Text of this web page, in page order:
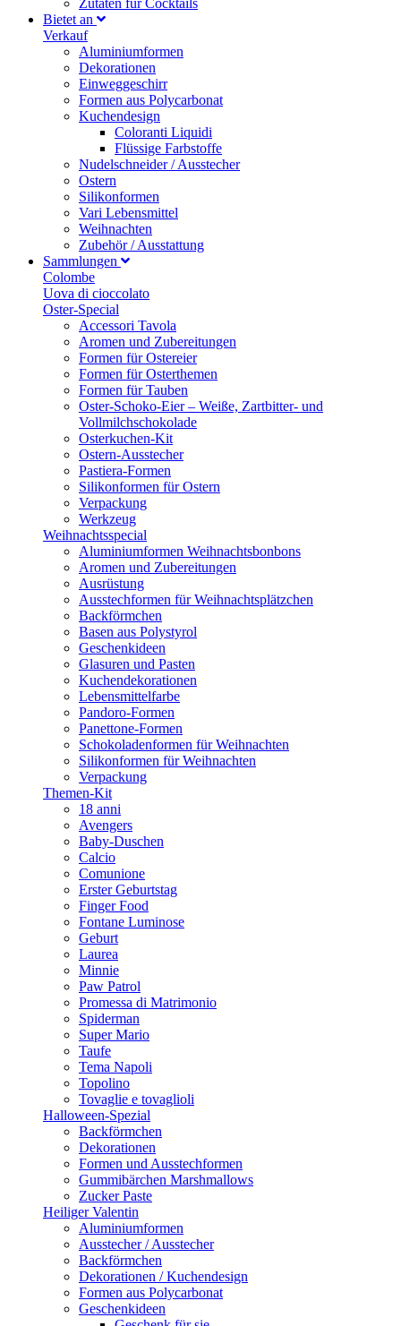
Zutaten für Cocktails
Bietet an
Verkauf
Aluminiumformen
Dekorationen
Einweggeschirr
Formen aus Polycarbonat
Kuchendesign
Coloranti Liquidi
Flüssige Farbstoffe
Nudelschneider / Ausstecher
Ostern
Silikonformen
Vari Lebensmittel
Weihnachten
Zubehör / Ausstattung
Sammlungen
Colombe
Uova di cioccolato
Oster-Special
Accessori Tavola
Aromen und Zubereitungen
Formen für Ostereier
Formen für Osterthemen
Formen für Tauben
Oster-Schoko-Eier – Weiße, Zartbitter- und
Vollmilchschokolade
Osterkuchen-Kit
Ostern-Ausstecher
Pastiera-Formen
Silikonformen für Ostern
Verpackung
Werkzeug
Weihnachtsspecial
Aluminiumformen Weihnachtsbonbons
Aromen und Zubereitungen
Ausrüstung
Ausstechformen für Weihnachtsplätzchen
Backförmchen
Basen aus Polystyrol
Geschenkideen
Glasuren und Pasten
Kuchendekorationen
Lebensmittelfarbe
Pandoro-Formen
Panettone-Formen
Schokoladenformen für Weihnachten
Silikonformen für Weihnachten
Verpackung
Themen-Kit
18 anni
Avengers
Baby-Duschen
Calcio
Comunione
Erster Geburtstag
Finger Food
Fontane Luminose
Geburt
Laurea
Minnie
Paw Patrol
Promessa di Matrimonio
Spiderman
Super Mario
Taufe
Tema Napoli
Topolino
Tovaglie e tovaglioli
Halloween-Spezial
Backförmchen
Dekorationen
Formen und Ausstechformen
Gummibärchen Marshmallows
Zucker Paste
Heiliger Valentin
Aluminiumformen
Ausstecher / Ausstecher
Backförmchen
Dekorationen / Kuchendesign
Formen aus Polycarbonat
Geschenkideen